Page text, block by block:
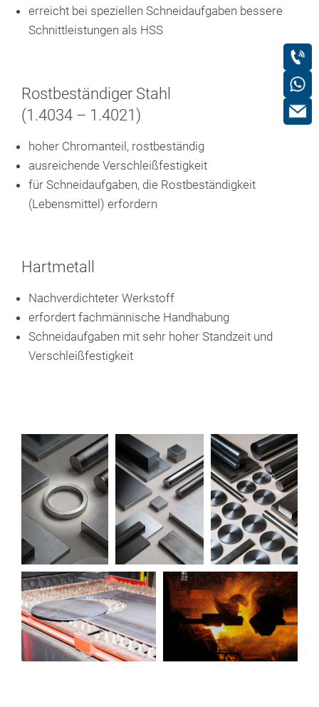
erreicht bei speziellen Schneidaufgaben bessere
Schnittleistungen als HSS
Rostbeständiger Stahl
(1.4034 – 1.4021)
hoher Chromanteil, rostbeständig
ausreichende Verschleißfestigkeit
für Schneidaufgaben, die Rostbeständigkeit
(Lebensmittel) erfordern
Hartmetall
Nachverdichteter Werkstoff
erfordert fachmännische Handhabung
Schneidaufgaben mit sehr hoher Standzeit und
Verschleißfestigkeit